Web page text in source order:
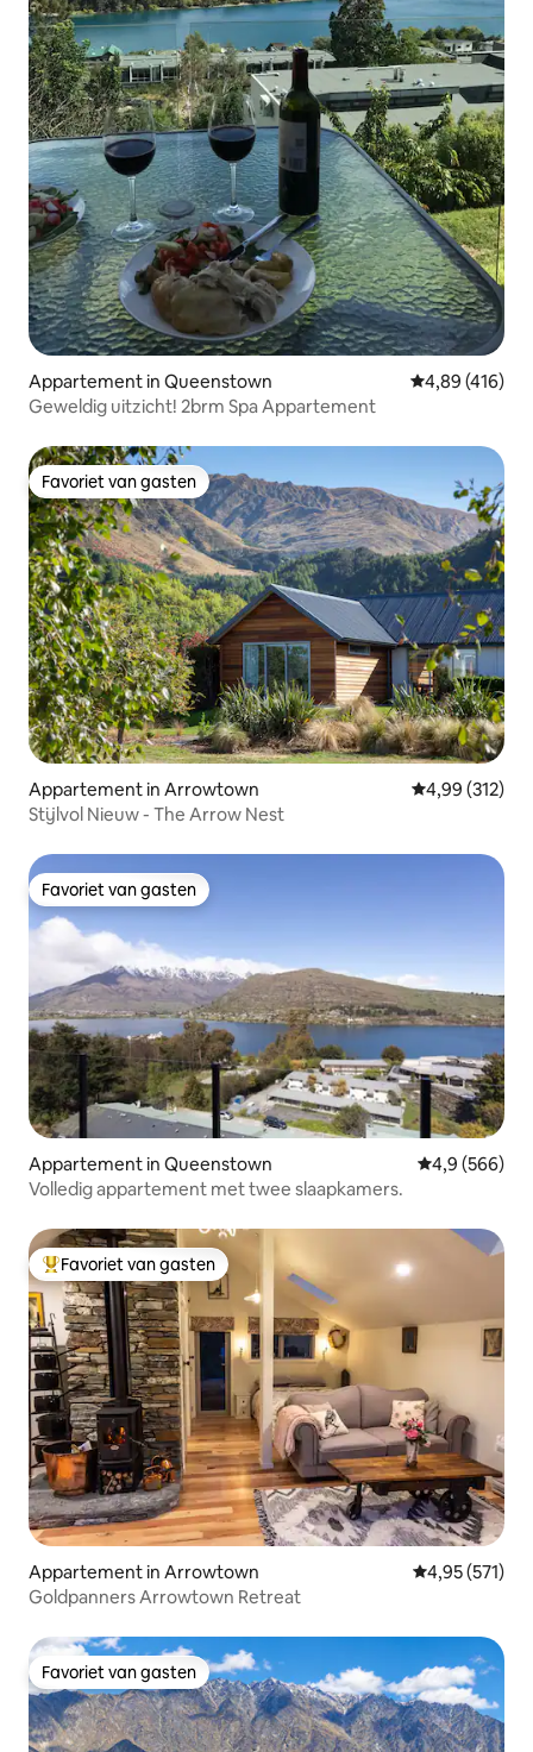
Appartement in Queenstown Gemiddelde
4,89 (416)
Geweldig uitzicht! 2brm Spa Appartement
Favoriet van gasten
Favoriet van gasten
Appartement in Arrowtown Gemiddelde
4,99 (312)
Stijlvol Nieuw - The Arrow Nest
Favoriet van gasten
Favoriet van gasten
Appartement in Queenstown Gemiddelde
4,9 (566)
Volledig appartement met twee slaapkamers.
Topfavoriet van gasten
Favoriet van gasten
Appartement in Arrowtown Gemiddelde
4,95 (571)
Goldpanners Arrowtown Retreat
Favoriet van gasten
Favoriet van gasten